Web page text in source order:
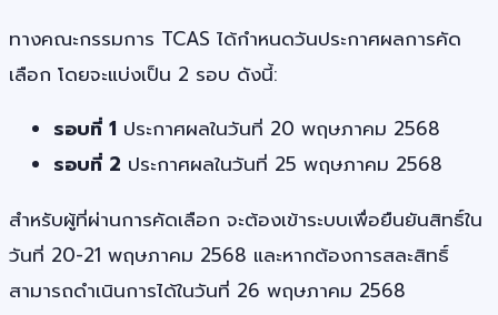
ทางคณะกรรมการ TCAS ได้กำหนดวันประกาศผลการคัด
เลือก โดยจะแบ่งเป็น 2 รอบ ดังนี้:
รอบที่ 1 ประกาศผลในวันที่ 20 พฤษภาคม 2568
รอบที่ 2 ประกาศผลในวันที่ 25 พฤษภาคม 2568
สำหรับผู้ที่ผ่านการคัดเลือก จะต้องเข้าระบบเพื่อยืนยันสิทธิ์ใน
วันที่ 20-21 พฤษภาคม 2568 และหากต้องการสละสิทธิ์
สามารถดำเนินการได้ในวันที่ 26 พฤษภาคม 2568